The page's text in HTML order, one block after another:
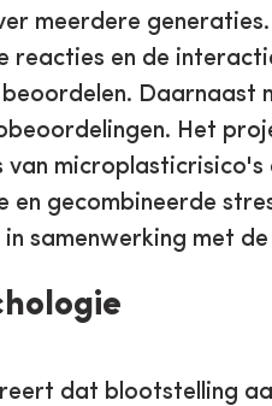
meerdere
reacties en de
Daarnaast
Het
van
en gecombineerde
samenwerking met de
dat blootstelling